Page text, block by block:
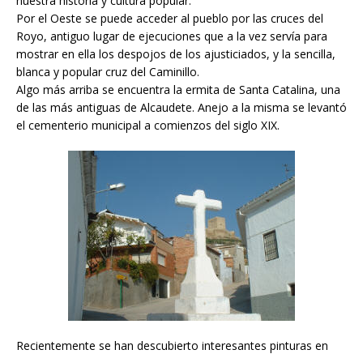
Por el Oeste se puede acceder al pueblo por las cruces del
Royo, antiguo lugar de ejecuciones que a la vez servía para
mostrar en ella los despojos de los ajusticiados, y la sencilla,
blanca y popular cruz del Caminillo.
Algo más arriba se encuentra la ermita de Santa Catalina, una
de las más antiguas de Alcaudete. Anejo a la misma se levantó
el cementerio municipal a comienzos del siglo XIX.
Recientemente se han descubierto interesantes pinturas en